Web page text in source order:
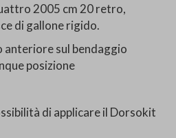
2005 cm 20 retro,
di gallone rigido.
anteriore sul bendaggio
posizione
di applicare il Dorsokit